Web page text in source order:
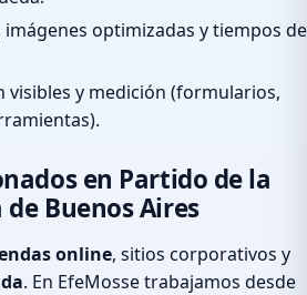
optimizadas y tiempos de
visibles y medición (formularios,
en Partido de la
Buenos Aires
online, sitios corporativos y
. En EfeMosse trabajamos desde